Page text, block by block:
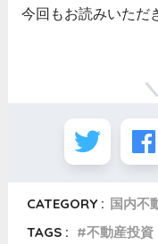
今回もお読みいただ
CATEGORY : 国内不
TAGS :
不動産投資